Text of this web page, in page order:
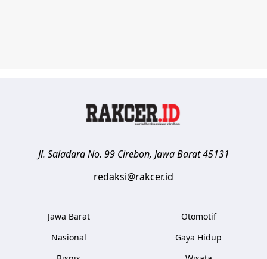
Jl. Saladara No. 99 Cirebon, Jawa Barat 45131
redaksi@rakcer.id
Jawa Barat
Nasional
Otomotif
Gaya Hidup